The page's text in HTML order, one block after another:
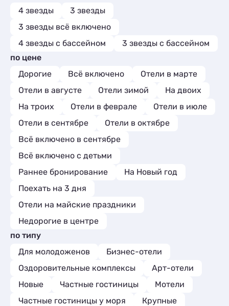
4 звезды
3 звезды
3 звезды всё включено
4 звезды с бассейном
3 звезды с бассейном
по цене
Дорогие
Всё включено
Отели в марте
Отели в августе
Отели зимой
На двоих
На троих
Отели в феврале
Отели в июле
Отели в сентябре
Отели в октябре
Всё включено в сентябре
Всё включено с детьми
Раннее бронирование
На Новый год
Поехать на 3 дня
Отели на майские праздники
Недорогие в центре
по типу
Для молодоженов
Бизнес-отели
Оздоровительные комплексы
Арт-отели
Новые
Частные гостиницы
Мотели
Частные гостиницы у моря
Крупные